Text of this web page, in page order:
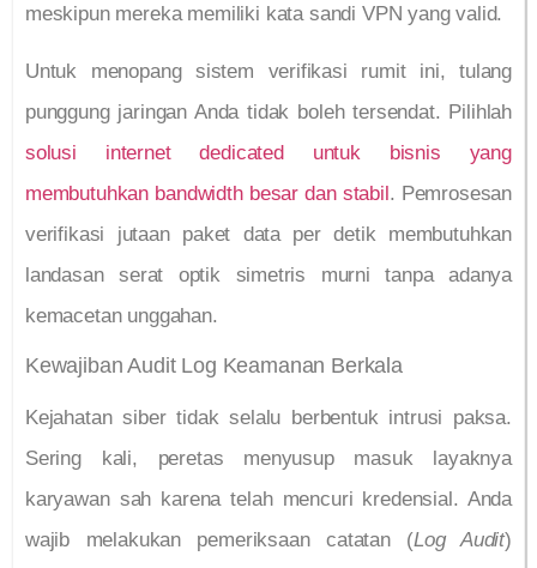
meskipun mereka memiliki kata sandi VPN yang valid.
Untuk menopang sistem verifikasi rumit ini, tulang
punggung jaringan Anda tidak boleh tersendat. Pilihlah
solusi internet dedicated untuk bisnis yang
membutuhkan bandwidth besar dan stabil. Pemrosesan
verifikasi jutaan paket data per detik membutuhkan
landasan serat optik simetris murni tanpa adanya
kemacetan unggahan.
Kewajiban Audit Log Keamanan Berkala
Kejahatan siber tidak selalu berbentuk intrusi paksa.
Sering kali, peretas menyusup masuk layaknya
karyawan sah karena telah mencuri kredensial. Anda
wajib melakukan pemeriksaan catatan (Log Audit)